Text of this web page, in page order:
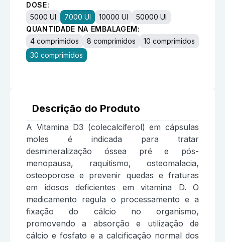
DOSE:
5000 UI
7000 UI 10000 UI
50000 UI
QUANTIDADE NA EMBALAGEM:
4 comprimidos
8 comprimidos
10 comprimidos
30 comprimidos
Descrição do Produto
A Vitamina D3 (colecalciferol) em cápsulas
moles é indicada para tratar
desmineralização óssea pré e pós-
menopausa, raquitismo, osteomalacia,
osteoporose e prevenir quedas e fraturas
em idosos deficientes em vitamina D. O
medicamento regula o processamento e a
fixação do cálcio no organismo,
promovendo a absorção e utilização de
cálcio e fosfato e a calcificação normal dos